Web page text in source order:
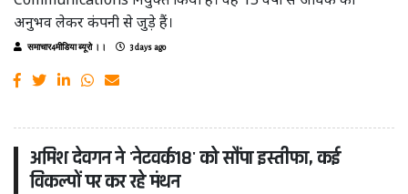
अनुभव लेकर कंपनी से जुड़े हैं।
समाचार4मीडिया ब्यूरो ।। 3 days ago
अमिश देवगन ने 'नेटवर्क18' को सौंपा इस्तीफा, कई
विकल्पों पर कर रहे मंथन